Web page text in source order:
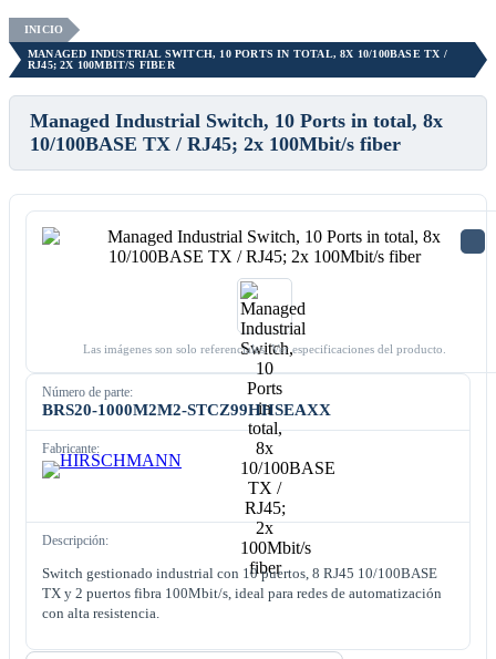
INICIO
MANAGED INDUSTRIAL SWITCH, 10 PORTS IN TOTAL, 8X 10/100BASE TX /
RJ45; 2X 100MBIT/S FIBER
Managed Industrial Switch, 10 Ports in total, 8x
10/100BASE TX / RJ45; 2x 100Mbit/s fiber
Las imágenes son solo referenciales. Ver especificaciones del producto.
Número de parte:
BRS20-1000M2M2-STCZ99HHSEAXX
Fabricante:
Descripción:
Switch gestionado industrial con 10 puertos, 8 RJ45 10/100BASE
TX y 2 puertos fibra 100Mbit/s, ideal para redes de automatización
con alta resistencia.